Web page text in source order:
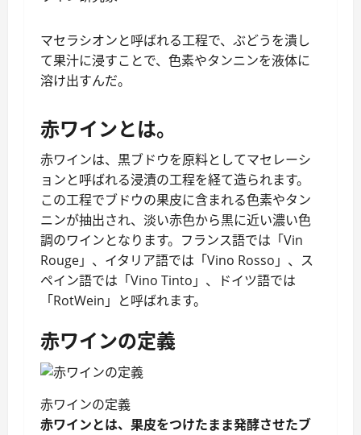
マセラシオンと呼ばれる工程で、ぶどうを潰し
て果汁に浸すことで、色素やタンニンを液体に
溶け出すんだ。
赤ワインとは。
赤ワインは、黒ブドウを原料としてマセレーシ
ョンと呼ばれる浸漬の工程を経て造られます。
この工程でブドウの果皮に含まれる色素やタン
ニンが抽出され、淡い赤色から黒に近い濃い色
調のワインとなります。フランス語では「Vin
Rouge」、イタリア語では「Vino Rosso」、ス
ペイン語では「Vino Tinto」、ドイツ語では
「RotWein」と呼ばれます。
赤ワインの定義
赤ワインの定義
赤ワインとは、果皮をつけたまま発酵させたブ